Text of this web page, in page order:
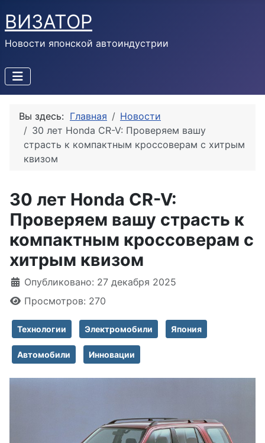
ВИЗАТОР
Новости японской автоиндустрии
Вы здесь: Главная
Новости
30 лет Honda CR-V: Проверяем вашу
страсть к компактным кроссоверам с хитрым
квизом
30 лет Honda CR-V:
Проверяем вашу страсть к
компактным кроссоверам с
хитрым квизом
Информация о материале
Опубликовано: 27 декабря 2025
Просмотров: 270
Технологии Электромобили Япония
Автомобили Инновации